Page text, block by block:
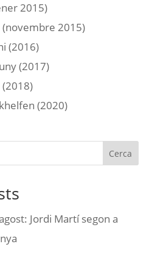
2015)
2015)
(2016)
(2017)
(2020)
Cerca
Jordi Martí segon a